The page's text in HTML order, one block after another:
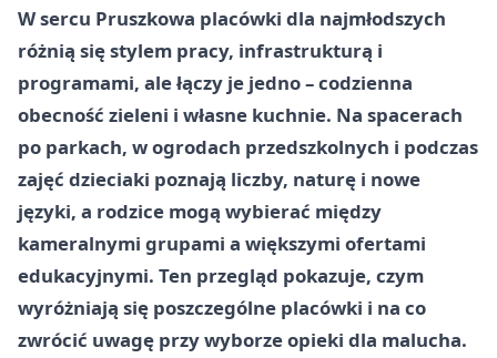
W sercu Pruszkowa placówki dla najmłodszych
różnią się stylem pracy, infrastrukturą i
programami, ale łączy je jedno – codzienna
obecność zieleni i własne kuchnie. Na spacerach
po parkach, w ogrodach przedszkolnych i podczas
zajęć dzieciaki poznają liczby, naturę i nowe
języki, a rodzice mogą wybierać między
kameralnymi grupami a większymi ofertami
edukacyjnymi. Ten przegląd pokazuje, czym
wyróżniają się poszczególne placówki i na co
zwrócić uwagę przy wyborze opieki dla malucha.